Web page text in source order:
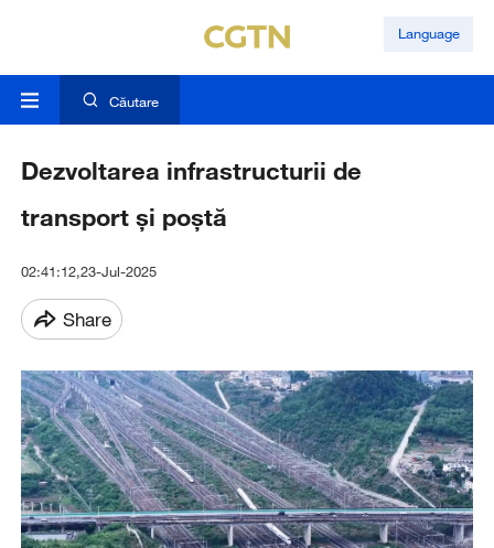
Language
Căutare
Dezvoltarea infrastructurii de
transport și poștă
02:41:12,23-Jul-2025
Share